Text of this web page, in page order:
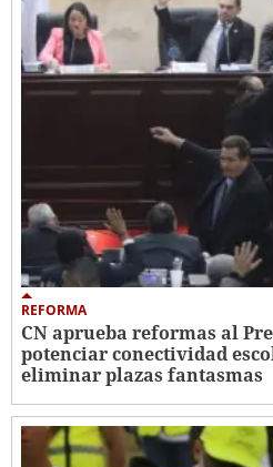
REFORMA
CN aprueba reformas al
potenciar conectividad
eliminar plazas fantasmas